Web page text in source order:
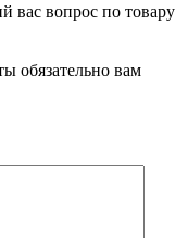
вас вопрос по товару
обязательно вам